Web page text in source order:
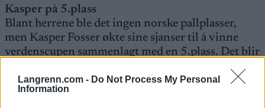
Langrenn.com - Do Not Process My Personal
Information
Kasper på 5.plass
Blant herrene ble det ingen norske pallplasser,
men Kasper Fosser økte sine sjanser til å vinne
verdenscupen sammenlagt med en 5.plass. Det blir
– Jeg har gjort et par feil på 10 sekunder her og der,
og det koster litt for mye, sa Fosser, som nå bare er